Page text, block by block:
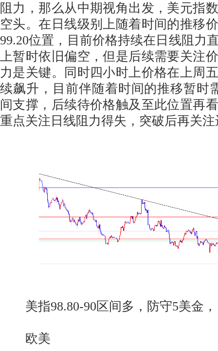
阻力，那么从中期视角出发，美元指
空头。在日线级别上随着时间的推移
99.20位置，目前价格持续在日线阻力
上暂时依旧偏空，但是后续需要关注
力是关键。同时四小时上价格在上周
续飙升，目前伴随着时间的推移暂时
间支撑，后续待价格触及至此位置再
重点关注日线阻力得失，突破后再关
美指98.80-90区间多，防守5美金，
欧美